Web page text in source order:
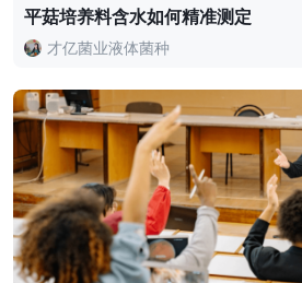
平菇培养料含水如何精准测定
才亿菌业液体菌种